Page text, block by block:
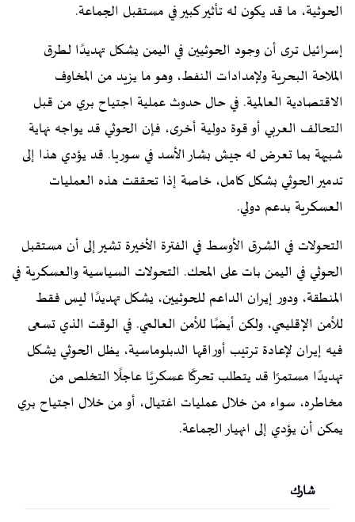
الحوثية، ما قد يكون له تأثير كبير في مستقبل الجماعة.
إسرائيل ترى أن وجود الحوثيين في اليمن يشكل تهديدًا لطرق
الملاحة البحرية ولإمدادات النفط، وهو ما يزيد من المخاوف
الاقتصادية العالمية. في حال حدوث عملية اجتياح بري من قبل
التحالف العربي أو قوة دولية أخرى، فإن الحوثي قد يواجه نهاية
شبيهة بما تعرض له جيش بشار الأسد في سوريا. قد يؤدي هذا إلى
تدمير الحوثي بشكل كامل، خاصة إذا تحققت هذه العمليات
العسكرية بدعم دولي.
التحولات في الشرق الأوسط في الفترة الأخيرة تشير إلى أن مستقبل
الحوثي في اليمن بات على المحك. التحولات السياسية والعسكرية في
المنطقة، ودور إيران الداعم للحوثيين، يشكل تهديدًا ليس فقط
للأمن الإقليمي، ولكن أيضًا للأمن العالمي. في الوقت الذي تسعى
فيه إيران لإعادة ترتيب أوراقها الدبلوماسية، يظل الحوثي يشكل
تهديدًا مستمرًا قد يتطلب تحركًا عسكريًا عاجلًا التخلص من
مخاطره، سواء من خلال عمليات اغتيال، أو من خلال اجتياح بري
يمكن أن يؤدي إلى انهيار الجماعة.
شارك